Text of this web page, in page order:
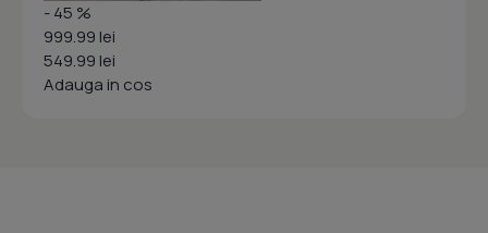
- 45 %
999.99 lei
549.99 lei
Adauga in cos